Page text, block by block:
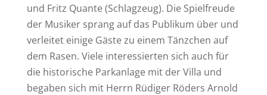
und Fritz Quante (Schlagzeug). Die Spielfreude
der Musiker sprang auf das Publikum über und
verleitet einige Gäste zu einem Tänzchen auf
dem Rasen. Viele interessierten sich auch für
die historische Parkanlage mit der Villa und
begaben sich mit Herrn Rüdiger Röders Arnold